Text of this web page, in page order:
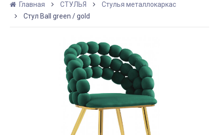
Главная СТУЛЬЯ
Стулья металлокаркас
Стул Ball green / gold